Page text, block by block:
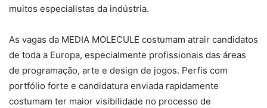
muitos especialistas da indústria.
As vagas da MEDIA MOLECULE costumam atrair candidatos
de toda a Europa, especialmente profissionais das áreas
de programação, arte e design de jogos. Perfis com
portfólio forte e candidatura enviada rapidamente
costumam ter maior visibilidade no processo de